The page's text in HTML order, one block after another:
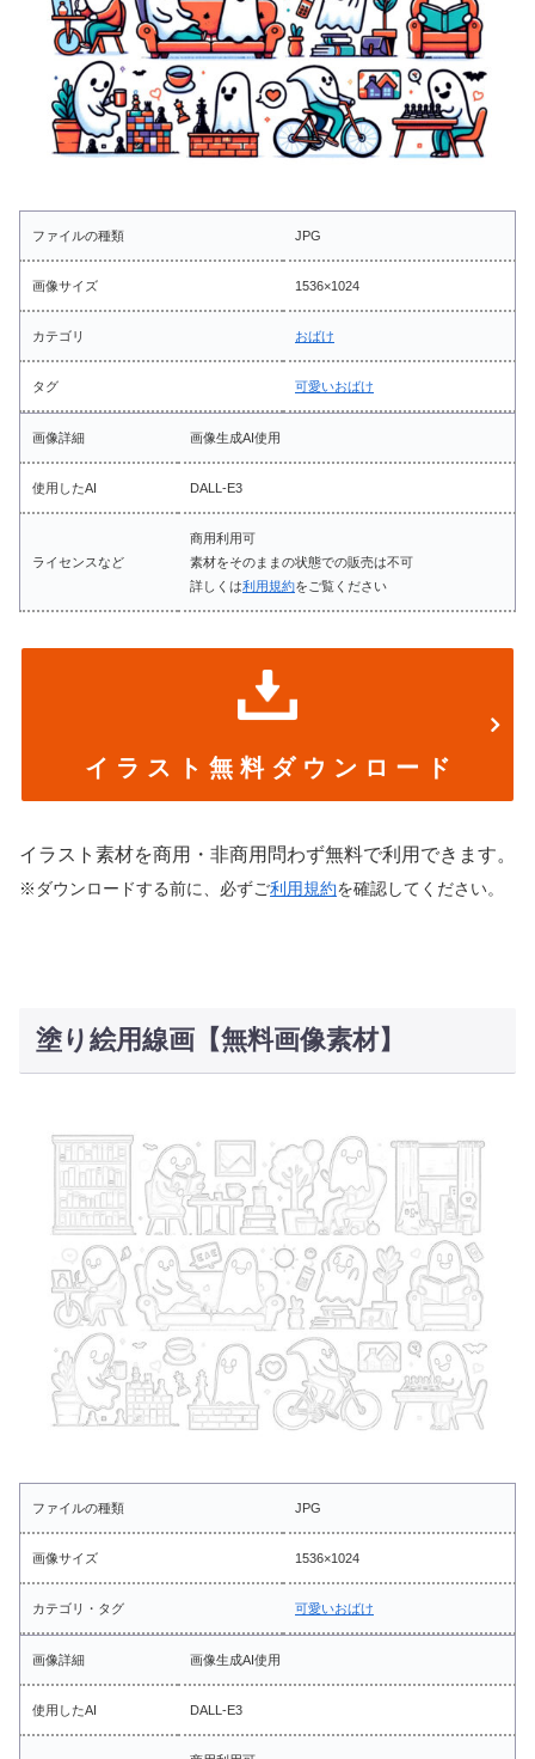
ファイルの種類 JPG
画像サイズ 1536×1024
カテゴリ おばけ
タグ 可愛いおばけ
画像詳細 画像生成AI使用
使用したAI DALL-E3
ライセンスなど
商用利用可
素材をそのままの状態での販売は不可
詳しくは利用規約をご覧ください
イ ラ ス ト 無 料 ダ ウ ン ロ ー ド
イラスト素材を商用・非商用問わず無料で利用できます。
※ダウンロードする前に、必ずご利用規約を確認してください。
塗り絵用線画【無料画像素材】
ファイルの種類 JPG
画像サイズ 1536×1024
カテゴリ・タグ 可愛いおばけ
画像詳細 画像生成AI使用
使用したAI DALL-E3